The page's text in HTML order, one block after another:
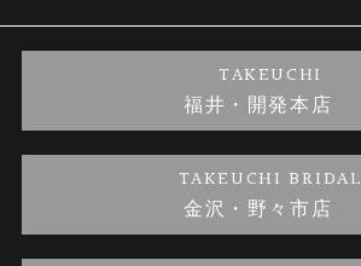
婚約ネックレス
金・プラチナのお取引
ブランドリスト
金澤指輪工房｜手作りペアリング
金澤指輪工房｜手作り結婚指輪 and 婚約指輪
お客様の声
プライバシーポリシー
TAKEUCHI
福井・開発本店
TAKEUCHI BRIDAL
金沢・野々市店